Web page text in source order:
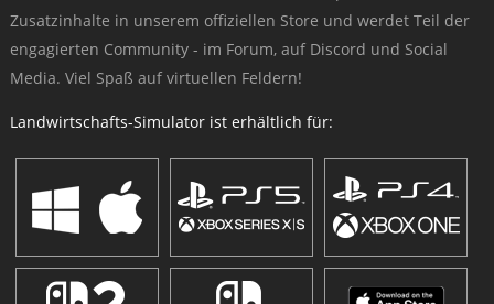
Zusatzinhalte in unserem offiziellen Store und werdet Teil der
engagierten Community - im Forum, auf Discord und Social
Media. Viel Spaß auf virtuellen Feldern!
Landwirtschafts-Simulator ist erhältlich für: